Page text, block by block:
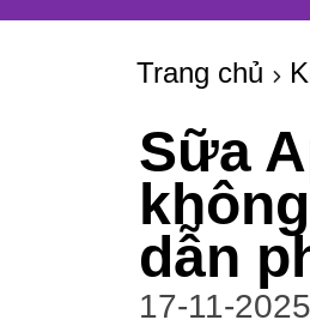
Trang chủ
Sữa
dẫn
17-11-2025